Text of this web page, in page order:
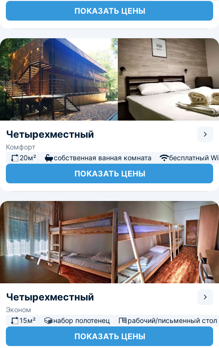
ПОКАЗАТЬ ЦЕНЫ
Четырехместный
Комфорт
20м²
собственная ванная комната бесплатный
ПОКАЗАТЬ ЦЕНЫ
Четырехместный
Эконом
15м²
набор полотенец рабочий/письменный стол
ПОКАЗАТЬ ЦЕНЫ